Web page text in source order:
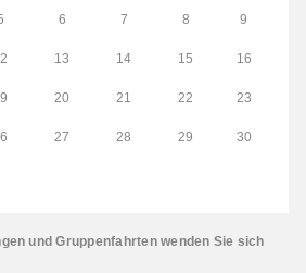
6 7 8 9
13 14 15 16
20 21 22 23
27 28 29 30
und Gruppenfahrten wenden Sie sich